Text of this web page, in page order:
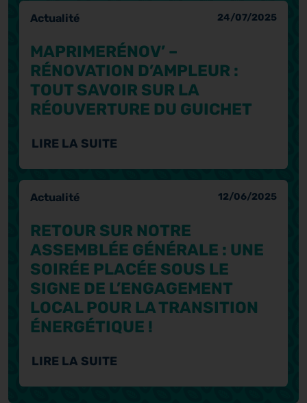
Actualité 24/07/2025
MAPRIMERÉNOV’ –
RÉNOVATION D’AMPLEUR :
TOUT SAVOIR SUR LA
RÉOUVERTURE DU GUICHET
LIRE LA SUITE
Actualité 12/06/2025
RETOUR SUR NOTRE
ASSEMBLÉE GÉNÉRALE : UNE
SOIRÉE PLACÉE SOUS LE
SIGNE DE L’ENGAGEMENT
LOCAL POUR LA TRANSITION
ÉNERGÉTIQUE !
LIRE LA SUITE